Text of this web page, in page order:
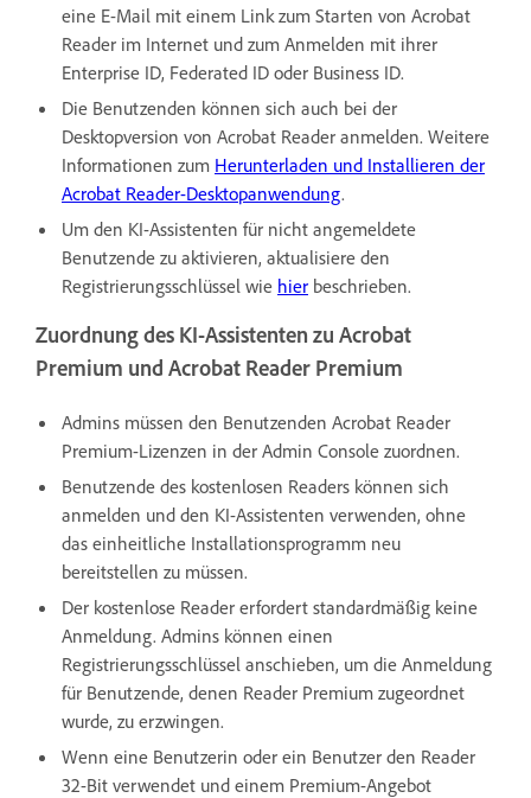
eine E-Mail mit einem Link zum Starten von Acrobat
Reader im Internet und zum Anmelden mit ihrer
Enterprise ID, Federated ID oder Business ID.
Die Benutzenden können sich auch bei der
Desktopversion von Acrobat Reader anmelden. Weitere
Informationen zum Herunterladen und Installieren der
Acrobat Reader-Desktopanwendung.
Um den KI-Assistenten für nicht angemeldete
Benutzende zu aktivieren, aktualisiere den
Registrierungsschlüssel wie hier beschrieben.
Zuordnung des KI-Assistenten zu Acrobat
Premium und Acrobat Reader Premium
Admins müssen den Benutzenden Acrobat Reader
Premium-Lizenzen in der Admin Console zuordnen.
Benutzende des kostenlosen Readers können sich
anmelden und den KI-Assistenten verwenden, ohne
das einheitliche Installationsprogramm neu
bereitstellen zu müssen.
Der kostenlose Reader erfordert standardmäßig keine
Anmeldung. Admins können einen
Registrierungsschlüssel anschieben, um die Anmeldung
für Benutzende, denen Reader Premium zugeordnet
wurde, zu erzwingen.
Wenn eine Benutzerin oder ein Benutzer den Reader
32-Bit verwendet und einem Premium-Angebot